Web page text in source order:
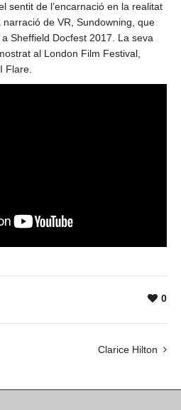
sentit de l’encarnació en la realitat
de VR, Sundowning, que
Sheffield Docfest 2017. La seva
al London Film Festival,
Flare.
0
Clarice Hilton